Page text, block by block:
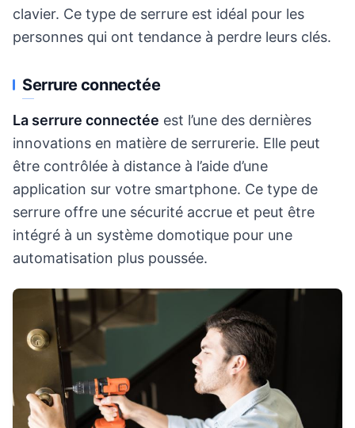
clavier. Ce type de serrure est idéal pour les
personnes qui ont tendance à perdre leurs clés.
Serrure connectée
La serrure connectée est l’une des dernières
innovations en matière de serrurerie. Elle peut
être contrôlée à distance à l’aide d’une
application sur votre smartphone. Ce type de
serrure offre une sécurité accrue et peut être
intégré à un système domotique pour une
automatisation plus poussée.